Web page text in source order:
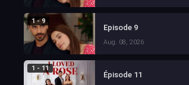
1 - 9
Episode 9
Aug. 08, 2026
1 - 11
Épisode 11